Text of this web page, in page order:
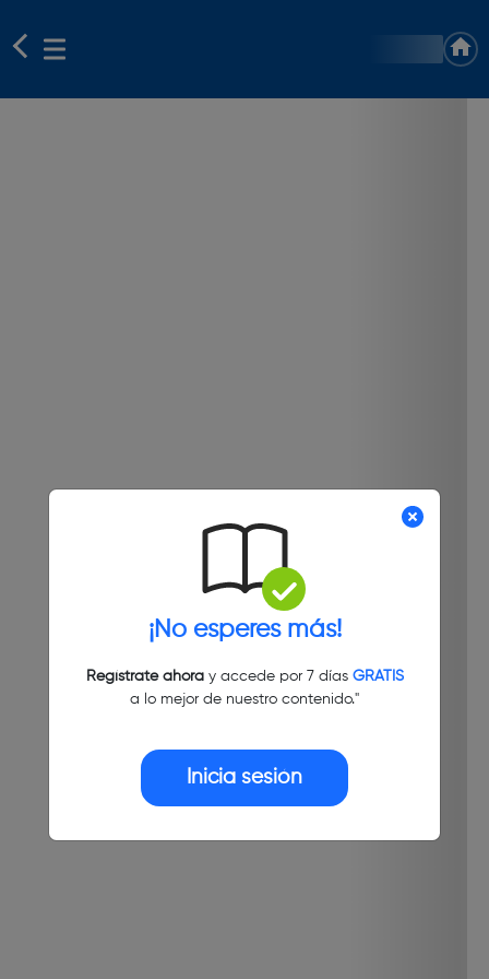
¡No esperes más!
Regístrate ahoray accede por 7 días GRATIS
a lo mejor de nuestro contenido."
Inicia sesión